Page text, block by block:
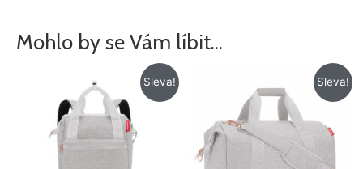
Mohlo by se Vám líbit…
Sleva!
cena
byla:
375 Kč.
Aktuální
cena
149 Kč.
Sleva!
cena
byla:
1
495 Kč.
Aktuální
cena
1
185 Kč.